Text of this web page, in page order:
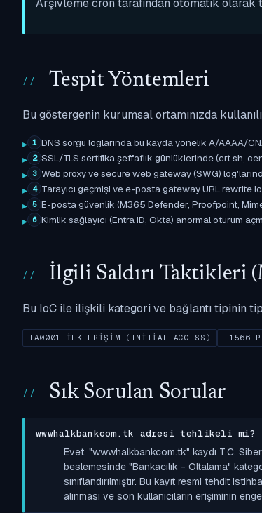
Arşivleme cron tarafından otomatik olarak
Tespit Yöntemleri
Bu göstergenin kurumsal ortamınızda
1 DNS sorgu loglarında bu kayda yönelik A/AAAA/
2 SSL/TLS sertifika şeffaflık günlüklerinde (crt.sh,
3 Web proxy ve secure web gateway (SWG)
4 Tarayıcı geçmişi ve e-posta gateway URL rewrite
5 E-posta güvenlik (M365 Defender, Proofpoint,
6 Kimlik sağlayıcı (Entra ID, Okta) anormal oturum
İlgili Saldırı Taktikleri
Bu IoC ile ilişkili kategori ve bağlantı tipinin
TA0001 İLK ERIŞIM (INITIAL ACCESS) T1566
Sık Sorulan Sorular
wwwhalkbankcom.tk adresi tehlikeli mi?
Evet. "wwwhalkbankcom.tk" kaydı T.C.
beslemesinde "Bankacılık - Oltalama"
sınıflandırılmıştır. Bu kayıt resmi tehdit
alınması ve son kullanıcıların erişiminin